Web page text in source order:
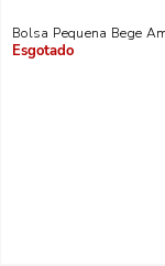
Bolsa Pequena Bege
Indisponível